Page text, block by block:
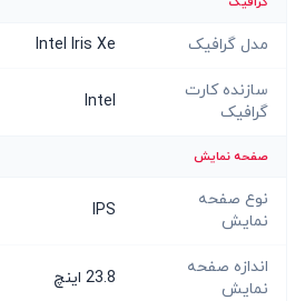
مدل گرافیک Intel Iris Xe
سازنده کارت
گرافیک
Intel
صفحه نمایش
نوع صفحه
نمایش
IPS
اندازه صفحه
نمایش
23.8 اینچ